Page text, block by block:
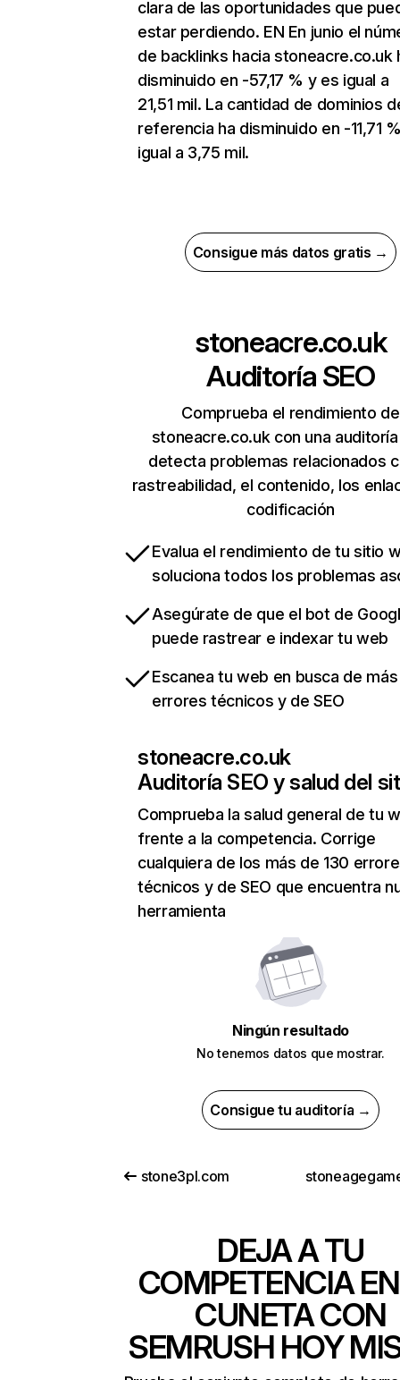
clara de las oportunidades que
estar perdiendo. EN En junio el
de backlinks hacia stoneacre.co.uk
disminuido en -57,17 % y es igual a
21,51 mil. La cantidad de dominios
referencia ha disminuido en -11,71
igual a 3,75 mil.
Consigue más datos gratis →
stoneacre.co.uk
Auditoría SEO
Comprueba el rendimiento de
stoneacre.co.uk con una
detecta problemas relacionados
rastreabilidad, el contenido, los
codificación
Evalua el rendimiento de tu sitio
soluciona todos los problemas
Asegúrate de que el bot de
puede rastrear e indexar tu web
Escanea tu web en busca de
errores técnicos y de SEO
stoneacre.co.uk
Auditoría SEO y salud del
Comprueba la salud general de tu
frente a la competencia. Corrige
cualquiera de los más de 130
técnicos y de SEO que encuentra
herramienta
Ningún resultado
No tenemos datos que mostrar.
Consigue tu auditoría →
stone3pl.com
DEJA A TU
COMPETENCIA
CUNETA CON
SEMRUSH HOY